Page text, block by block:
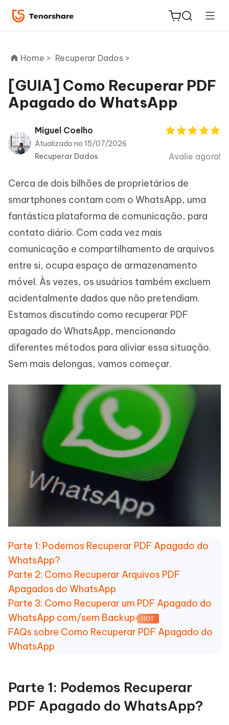
ReiBoot
PDNob
PDF
Novo
iAnyGo
Home > Recuperar Dados >
[GUIA] Como Recuperar PDF
Apagado do WhatsApp
Miguel Coelho
Atualizado no 15/07/2026
Recuperar Dados
Avalie agora!
Cerca de dois bilhões de proprietários de
smartphones contam com o WhatsApp, uma
fantástica plataforma de comunicação, para
contato diário. Com cada vez mais
comunicação e compartilhamento de arquivos
entre si, ocupa espaço de armazenamento
móvel. Às vezes, os usuários também excluem
acidentalmente dados que não pretendiam.
Estamos discutindo como recuperar PDF
apagado do WhatsApp, mencionando
diferentes métodos para aliviar essa situação.
Sem mais delongas, vamos começar.
Parte 1: Podemos Recuperar PDF Apagado do
WhatsApp?
Parte 2: Como Recuperar Arquivos PDF
Apagados do WhatsApp
Parte 3: Como Recuperar um PDF Apagado do
WhatsApp com/sem Backup
HOT
FAQs sobre Como Recuperar PDF Apagado do
WhatsApp
Parte 1: Podemos Recuperar
PDF Apagado do WhatsApp?